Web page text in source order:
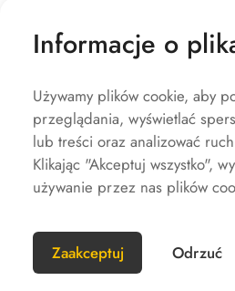
Firma
Usługa
Informacje o
Używamy plików cookie, aby
przeglądania, wyświetlać
lub treści oraz analizować
Klikając "Akceptuj wszystko",
używanie przez nas plików
Zaakceptuj Odrzuć